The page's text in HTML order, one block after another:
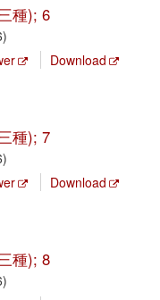
種); 6
Download
種); 7
Download
種); 8